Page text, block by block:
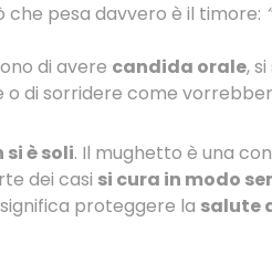
che pesa davvero è il timore:
di avere candida orale,
di sorridere come
si è soli. Il mughetto è una
dei casi si cura in modo
proteggere la salute